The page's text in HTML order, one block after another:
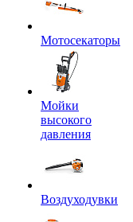
Мотосекаторы
Мойки
высокого
давления
Воздуходувки